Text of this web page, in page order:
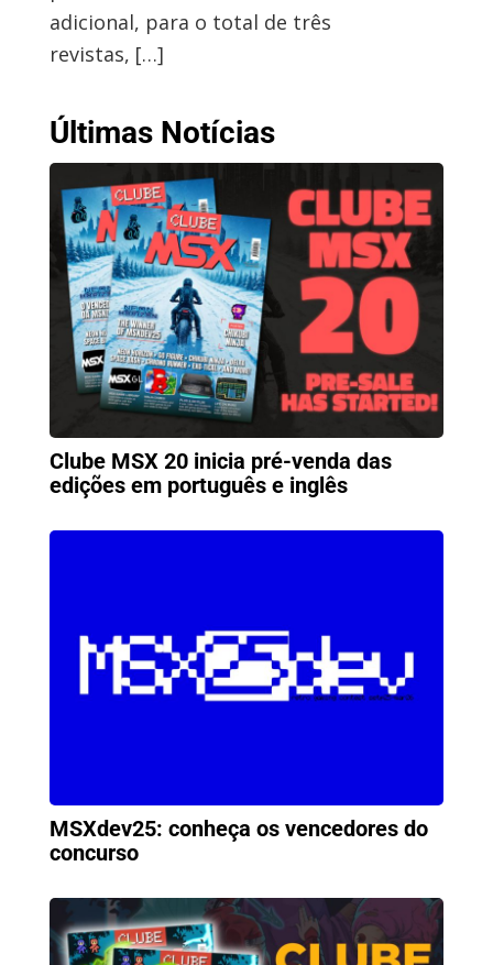
adicional, para o total de três
revistas, […]
Últimas Notícias
Clube MSX 20 inicia pré-venda das
edições em português e inglês
MSXdev25: conheça os vencedores do
concurso